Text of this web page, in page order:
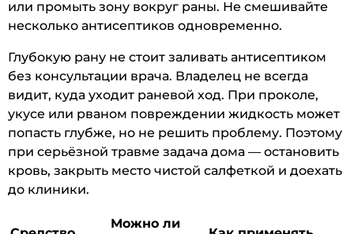
или промыть зону вокруг раны. Не смешивайте
несколько антисептиков одновременно.
Глубокую рану не стоит заливать антисептиком
без консультации врача. Владелец не всегда
видит, куда уходит раневой ход. При проколе,
укусе или рваном повреждении жидкость может
попасть глубже, но не решить проблему. Поэтому
при серьёзной травме задача дома — остановить
кровь, закрыть место чистой салфеткой и доехать
до клиники.
Можно ли